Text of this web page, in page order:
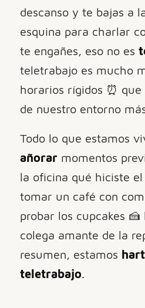
descanso y te bajas a
esquina para charlar
te engañes, eso no es
teletrabajo es mucho
horarios rígidos ⏰ que
de nuestro entorno
Todo lo que estamos
añorarmomentos
la oficina qué hiciste
tomar un café con
probar los cupcakes
colega amante de la
resumen, estamos
teletrabajo.